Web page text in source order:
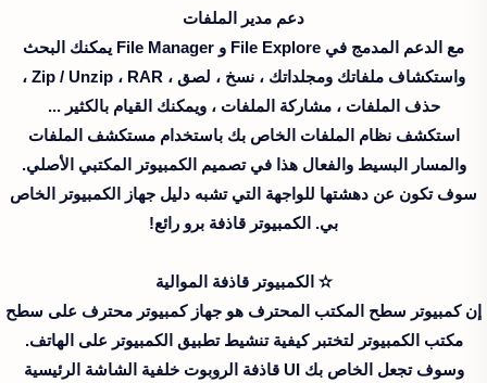
دعم مدير الملفات
مع الدعم المدمج في File Explore و File Manager يمكنك البحث
واستكشاف ملفاتك ومجلداتك ، نسخ ، لصق ، Zip / Unzip ، RAR ،
حذف الملفات ، مشاركة الملفات ، ويمكنك القيام بالكثير ...
استكشف نظام الملفات الخاص بك باستخدام مستكشف الملفات
والمسار البسيط والفعال هذا في تصميم الكمبيوتر المكتبي الأصلي.
سوف تكون عن دهشتها للواجهة التي تشبه دليل جهاز الكمبيوتر الخاص
بي. الكمبيوتر قاذفة برو رائع!
✫ الكمبيوتر قاذفة الموالية
إن كمبيوتر سطح المكتب المحترف هو جهاز كمبيوتر محترف على سطح
مكتب الكمبيوتر لتختبر كيفية تنشيط تطبيق الكمبيوتر على الهاتف.
وسوف تجعل الخاص بك UI قاذفة الروبوت خلفية الشاشة الرئيسية